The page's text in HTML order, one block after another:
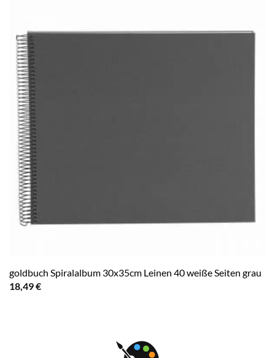
goldbuch Spiralalbum 30x35cm Leinen 40 weiße Seiten grau
18,49€